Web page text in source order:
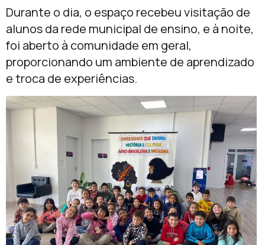
Durante o dia, o espaço recebeu visitação de
alunos da rede municipal de ensino, e à noite,
foi aberto à comunidade em geral,
proporcionando um ambiente de aprendizado
e troca de experiências.